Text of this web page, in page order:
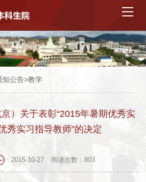
知公告>教学
）关于表彰“2015年暑期优秀实
秀实习指导教师”的决定
2015-10-27 阅读次数： 803